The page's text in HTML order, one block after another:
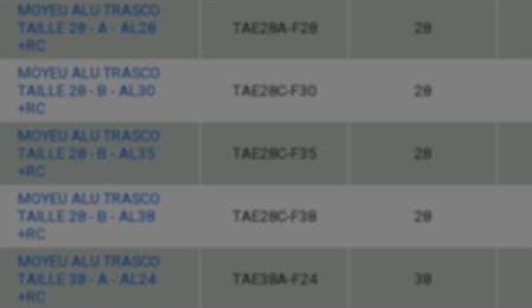
MOYEU ALU TRASCO
TAILLE 28 - A - AL28
+RC
TAE28A-F28 28
MOYEU ALU TRASCO
TAILLE 28 - B - AL30
+RC
TAE28C-F30 28
MOYEU ALU TRASCO
TAILLE 28 - B - AL35
+RC
TAE28C-F35 28
MOYEU ALU TRASCO
TAILLE 28 - B - AL38
+RC
TAE28C-F38 28
MOYEU ALU TRASCO
TAILLE 38 - A - AL24
+RC
TAE38A-F24 38